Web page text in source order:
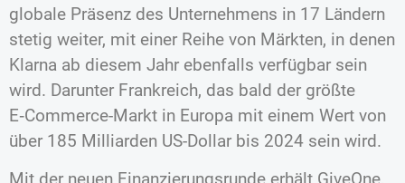
globale Präsenz des Unternehmens in 17 Ländern
stetig weiter, mit einer Reihe von Märkten, in denen
Klarna ab diesem Jahr ebenfalls verfügbar sein
wird. Darunter Frankreich, das bald der größte
E‑Commerce-Markt in Europa mit einem Wert von
über 185 Milliarden US-Dollar bis 2024 sein wird.